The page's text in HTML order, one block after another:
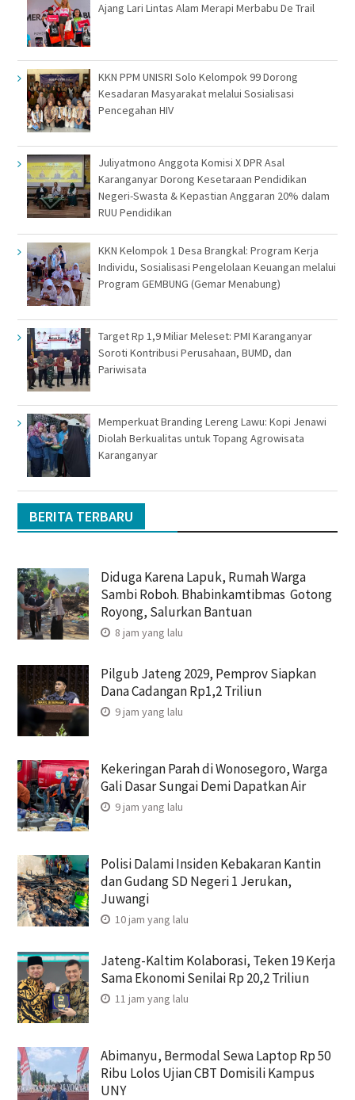
Ajang Lari Lintas Alam Merapi Merbabu De Trail
KKN PPM UNISRI Solo Kelompok 99 Dorong
Kesadaran Masyarakat melalui Sosialisasi
Pencegahan HIV
Juliyatmono Anggota Komisi X DPR Asal
Karanganyar Dorong Kesetaraan Pendidikan
Negeri-Swasta & Kepastian Anggaran 20% dalam
RUU Pendidikan
KKN Kelompok 1 Desa Brangkal: Program Kerja
Individu, Sosialisasi Pengelolaan Keuangan melalui
Program GEMBUNG (Gemar Menabung)
Target Rp 1,9 Miliar Meleset: PMI Karanganyar
Soroti Kontribusi Perusahaan, BUMD, dan
Pariwisata
Memperkuat Branding Lereng Lawu: Kopi Jenawi
Diolah Berkualitas untuk Topang Agrowisata
Karanganyar
BERITA TERBARU
Diduga Karena Lapuk, Rumah Warga
Sambi Roboh. Bhabinkamtibmas Gotong
Royong, Salurkan Bantuan
8 jam yang lalu
Pilgub Jateng 2029, Pemprov Siapkan
Dana Cadangan Rp1,2 Triliun
9 jam yang lalu
Kekeringan Parah di Wonosegoro, Warga
Gali Dasar Sungai Demi Dapatkan Air
9 jam yang lalu
Polisi Dalami Insiden Kebakaran Kantin
dan Gudang SD Negeri 1 Jerukan,
Juwangi
10 jam yang lalu
Jateng-Kaltim Kolaborasi, Teken 19 Kerja
Sama Ekonomi Senilai Rp 20,2 Triliun
11 jam yang lalu
Abimanyu, Bermodal Sewa Laptop Rp 50
Ribu Lolos Ujian CBT Domisili Kampus
UNY